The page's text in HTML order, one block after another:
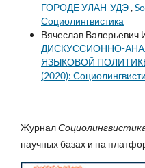
ГОРОДЕ УЛАН-УДЭ,
Социолингвистика
Вячеслав Валерьевич
ДИСКУССИОННО-
ЯЗЫКОВОЙ
(2020):
Журнал
научных базах и на